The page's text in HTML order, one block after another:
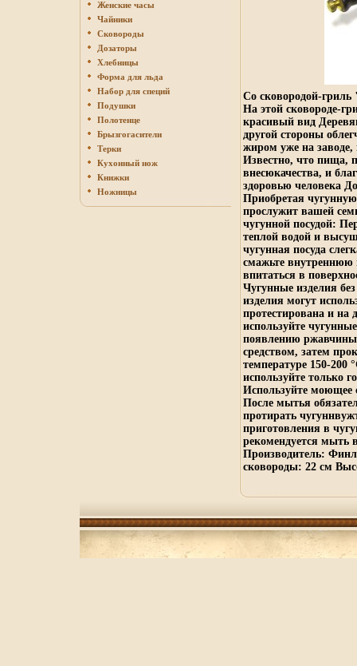
Женские часы
Чайники
Сковороды
Дозаторы
Хлебницы
Форма для льда
Набор для специй
Подушки
Полотенце
Брызгогасители
Терки
Кухонный нож
Книжки
Ножницы
Со сковородой-гриль
На этой сковороде-
красивый вид
другой стороны
жиром уже на заводе,
Известно, что пища,
внесюкачества, и
здоровью человека
Приобретая
прослужит вашей
чугунной посудой:
теплой водой и
чугунная посуда
смажьте внутреннюю
впитаться в
Чугунные изделия
изделия могут
протестирована и на
используйте
появлению
средством, затем
температуре 150-200
используйте только
Используйте моющее
После мытья
протирать
приготовления в
рекомендуется мыть
Производитель:
сковороды: 22 см